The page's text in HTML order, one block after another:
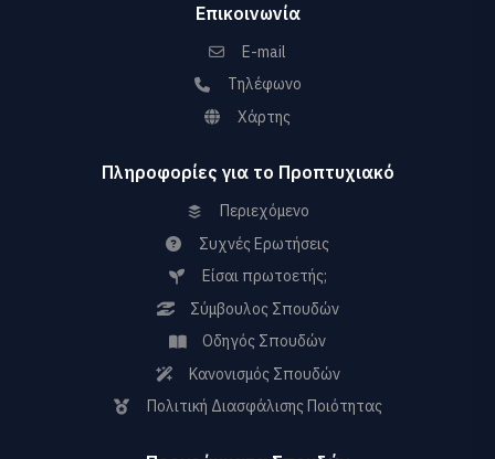
Επικοινωνία
E-mail
Τηλέφωνο
Χάρτης
Πληροφορίες για το Προπτυχιακό
Περιεχόμενο
Συχνές Ερωτήσεις
Είσαι πρωτοετής;
Σύμβουλος Σπουδών
Οδηγός Σπουδών
Κανονισμός Σπουδών
Πολιτική Διασφάλισης Ποιότητας